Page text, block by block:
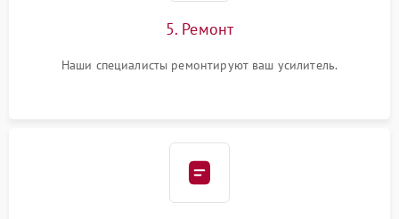
5. Ремонт
Наши специалисты ремонтируют ваш усилитель.